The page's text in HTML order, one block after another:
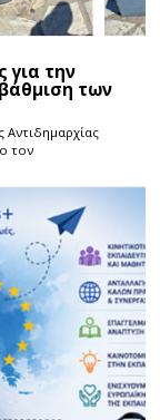
για την
των
Αντιδημαρχίας
τον